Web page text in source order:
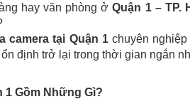
hay văn phòng ởQuận 1 – TP.
camera tại Quận 1chuyên nghiệp
định trở lại trong thời gian ngắn
1 Gồm Những Gì?